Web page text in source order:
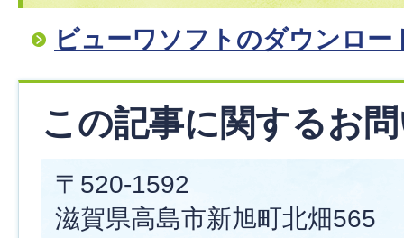
ビューワソフトのダウンロー
この記事に関するお
〒520-1592
滋賀県高島市新旭町北畑565